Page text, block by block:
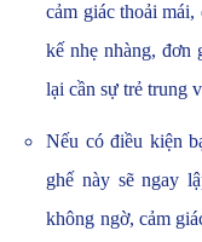
cảm giác thoải
kế nhẹ nhàng, đơn
lại cần sự trẻ trung
Nếu có điều kiện
ghế này sẽ ngay
không ngờ, cảm